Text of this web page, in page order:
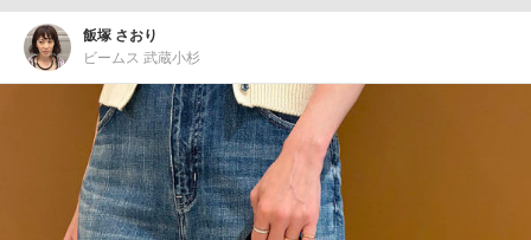
飯塚 さおり
ビームス 武蔵小杉